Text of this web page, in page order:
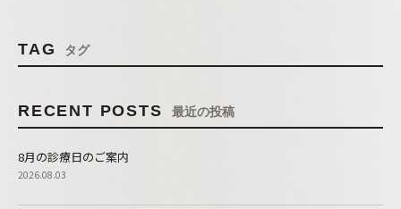
TAG タグ
RECENT POSTS 最近の投稿
8月の診療日のご案内
2026.08.03